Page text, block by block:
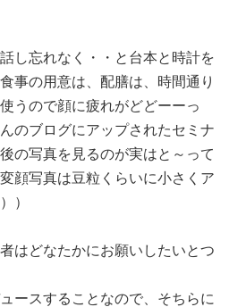
し忘れなく・・と台本と時計を
事の用意は、配膳は、時間通り
うので顔に疲れがどどーーっ
のブログにアップされたセミナ
の写真を見るのが実はと～って
顔写真は豆粒くらいに小さくア
）
はどなたかにお願いしたいとつ
ースすることなので、そちらに